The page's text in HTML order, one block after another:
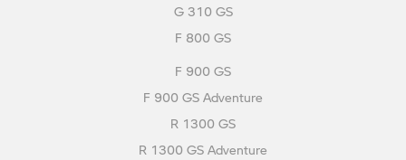
G 310 GS
F 800 GS
F 900 GS
F 900 GS Adventure
R 1300 GS
R 1300 GS Adventure